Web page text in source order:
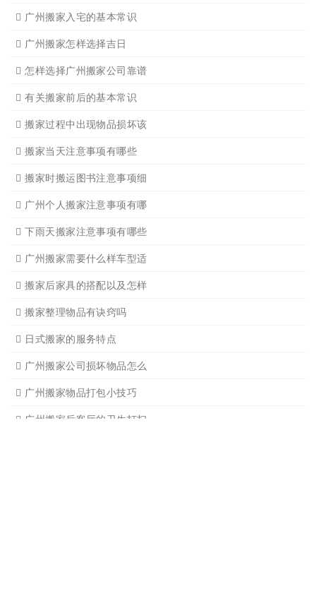
广州搬家物品打包技巧
广州搬家入宅注意事项
关于广州搬家几点建议
广州搬家公司那家强哪家好
广州搬家公司告诉你衣物打
广州搬家公司告诉你搬入新
日式搬家的服务流程有哪些
广州搬家入宅的基本常识
广州搬家怎样选择吉日
怎样选择广州搬家公司靠谱
有关搬家前后的基本常识
搬家过程中出现物品损坏该
搬家当天注意事项有哪些
搬家时搬运图书注意事项细
广州个人搬家注意事项有哪
下雨天搬家注意事项有哪些